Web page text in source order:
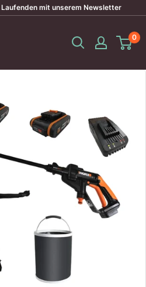
mit unserem Newsletter
0